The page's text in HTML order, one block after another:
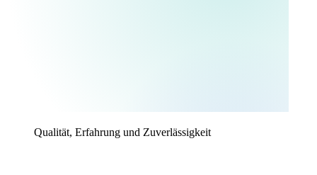
Qualität, Erfahrung und Zuverlässigkeit